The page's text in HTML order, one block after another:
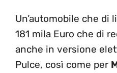
Un’automobile che di
181 mila Euro che di
anche in versione
Pulce, così come per